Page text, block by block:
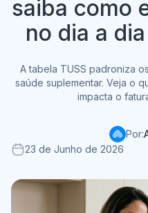
saiba como
no dia a
A tabela TUSS padroniza
saúde suplementar. Veja o
impacta o
Por:
23 de Junho de 2026